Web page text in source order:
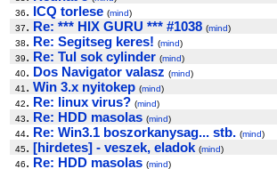
36. ICQ torlese (mind)
37. Re: *** HIX GURU *** #1038 (mind)
38. Re: Segitseg keres! (mind)
39. Re: Tul sok cylinder (mind)
40. Dos Navigator valasz (mind)
41 . Win 3.x nyitokep (mind)
42. Re: linux virus? (mind)
43. Re: HDD masolas (mind)
44. Re: Win3.1 boszorkanysag... stb. (mind)
45. [hirdetes] - veszek, eladok (mind)
46. Re: HDD masolas (mind)